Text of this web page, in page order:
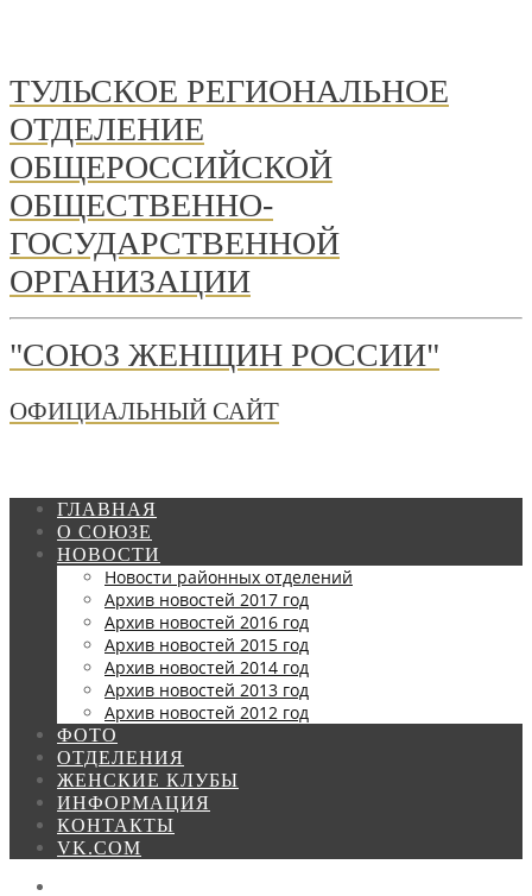
ТУЛЬСКОЕ РЕГИОНАЛЬНОЕ
ОТДЕЛЕНИЕ
ОБЩЕРОССИЙСКОЙ
ОБЩЕСТВЕННО-
ГОСУДАРСТВЕННОЙ
ОРГАНИЗАЦИИ
"СОЮЗ ЖЕНЩИН РОССИИ"
ОФИЦИАЛЬНЫЙ САЙТ
ГЛАВНАЯ
О СОЮЗЕ
НОВОСТИ
Новости районных отделений
Архив новостей 2017 год
Архив новостей 2016 год
Архив новостей 2015 год
Архив новостей 2014 год
Архив новостей 2013 год
Архив новостей 2012 год
ФОТО
ОТДЕЛЕНИЯ
ЖЕНСКИЕ КЛУБЫ
ИНФОРМАЦИЯ
КОНТАКТЫ
VK.COM